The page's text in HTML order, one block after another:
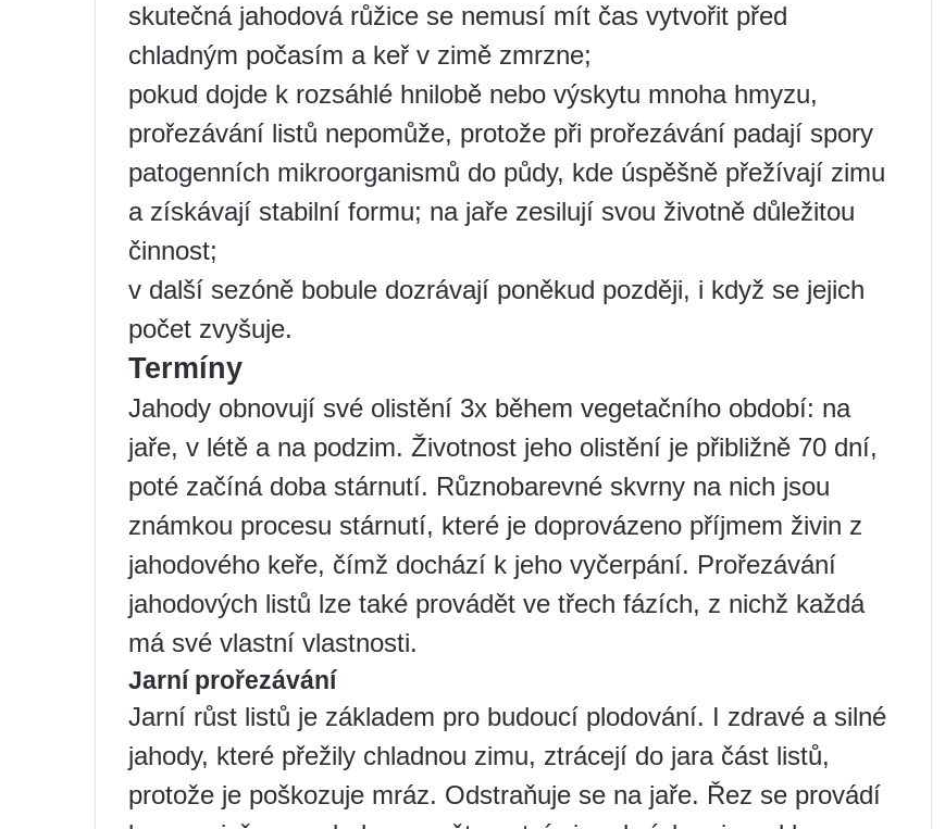
skutečná jahodová růžice se nemusí mít čas vytvořit před
chladným počasím a keř v zimě zmrzne;
pokud dojde k rozsáhlé hnilobě nebo výskytu mnoha hmyzu,
prořezávání listů nepomůže, protože při prořezávání padají spory
patogenních mikroorganismů do půdy, kde úspěšně přežívají zimu
a získávají stabilní formu; na jaře zesilují svou životně důležitou
činnost;
v další sezóně bobule dozrávají poněkud později, i když se jejich
počet zvyšuje.
Termíny
Jahody obnovují své olistění 3x během vegetačního období: na
jaře, v létě a na podzim. Životnost jeho olistění je přibližně 70 dní,
poté začíná doba stárnutí. Různobarevné skvrny na nich jsou
známkou procesu stárnutí, které je doprovázeno příjmem živin z
jahodového keře, čímž dochází k jeho vyčerpání. Prořezávání
jahodových listů lze také provádět ve třech fázích, z nichž každá
má své vlastní vlastnosti.
Jarní prořezávání
Jarní růst listů je základem pro budoucí plodování. I zdravé a silné
jahody, které přežily chladnou zimu, ztrácejí do jara část listů,
protože je poškozuje mráz. Odstraňuje se na jaře. Řez se provádí